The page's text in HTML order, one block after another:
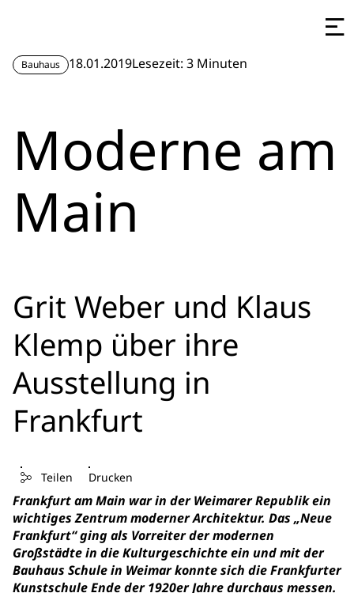
Bauhaus 18.01.2019Lesezeit: 3 Minuten
Moderne am
Main
Grit Weber und Klaus
Klemp über ihre
Ausstellung in
Frankfurt
Teilen Drucken
Frankfurt am Main war in der Weimarer Republik ein
wichtiges Zentrum moderner Architektur. Das „Neue
Frankfurt“ ging als Vorreiter der modernen
Großstädte in die Kulturgeschichte ein und mit der
Bauhaus Schule in Weimar konnte sich die Frankfurter
Kunstschule Ende der 1920er Jahre durchaus messen.